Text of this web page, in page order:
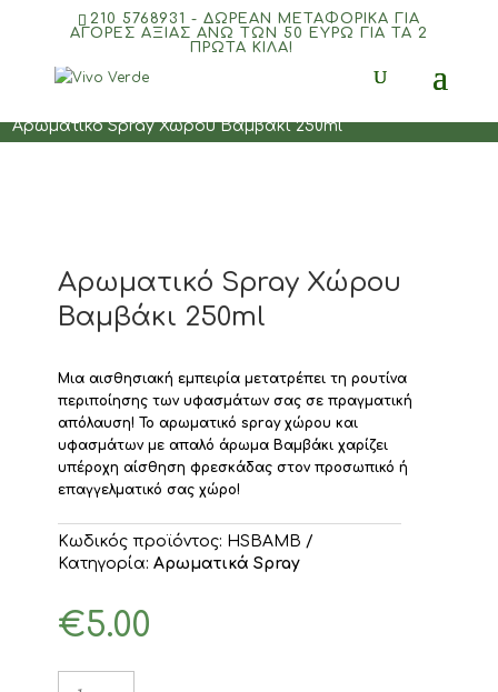
210 5768931 - ΔΩΡΕΑΝ ΜΕΤΑΦΟΡΙΚΆ ΓΙΑ
ΑΓΟΡΈΣ ΑΞΊΑΣ ΆΝΩ ΤΩΝ 50 ΕΥΡΏ ΓΙΑ ΤΑ 2
ΠΡΏΤΑ ΚΙΛΆ!
Αρωματικό Spray Χώρου Βαμβάκι 250ml
Αρωματικό Spray Χώρου
Βαμβάκι 250ml
Μια αισθησιακή εμπειρία μετατρέπει τη ρουτίνα
περιποίησης των υφασμάτων σας σε πραγματική
απόλαυση! Το αρωματικό spray χώρου και
υφασμάτων με απαλό άρωμα Βαμβάκι χαρίζει
υπέροχη αίσθηση φρεσκάδας στον προσωπικό ή
επαγγελματικό σας χώρο!
Κωδικός προϊόντος: HSBAMB
Κατηγορία:Αρωματικά Spray
€5.00